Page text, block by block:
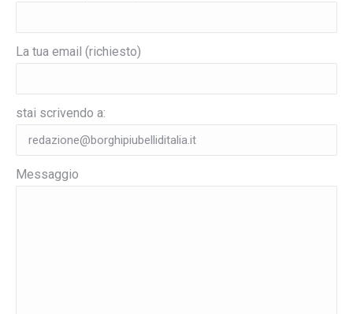
La tua email (richiesto)
stai scrivendo a:
Messaggio